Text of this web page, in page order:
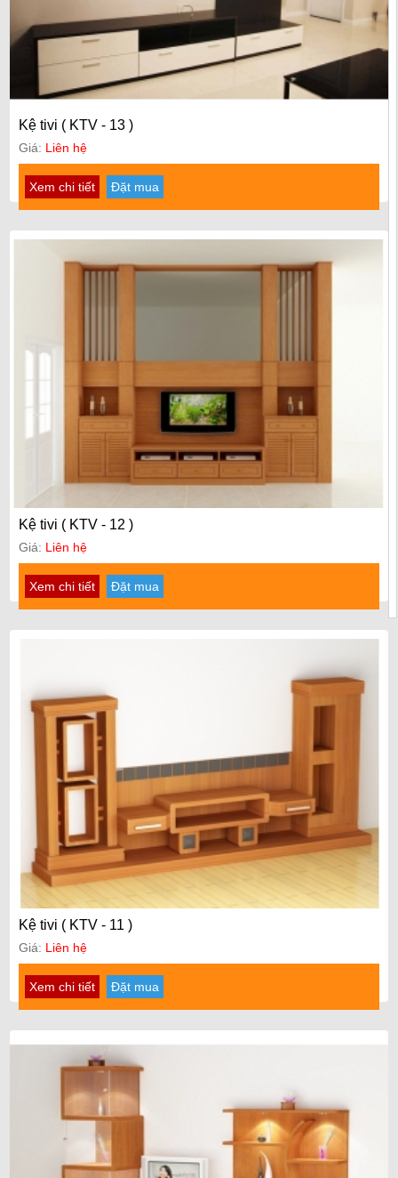
Kệ tivi ( KTV - 13 )
Giá: Liên hệ
Xem chi tiết Đặt mua
Kệ tivi ( KTV - 12 )
Giá: Liên hệ
Xem chi tiết Đặt mua
Kệ tivi ( KTV - 11 )
Giá: Liên hệ
Xem chi tiết Đặt mua